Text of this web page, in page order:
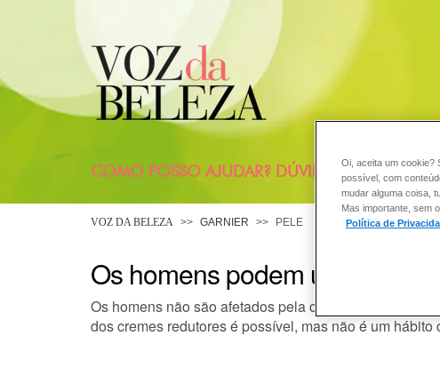
COMO POSSO AJUDAR? DÚVIDAS SOBRE:
VOZ DA BELEZA GARNIER PELE
Os homens podem utilizar
Os homens não são afetados pela celulite, mas têm
dos cremes redutores é possível, mas não é um
Oi, aceita um cookie?
possível, com
mudar alguma coisa,
Mas importante, sem
Política de